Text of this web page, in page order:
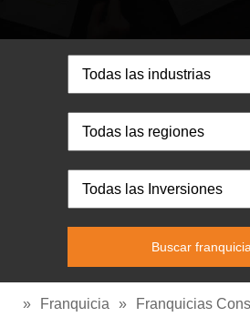
» Franquicia » Franquicias